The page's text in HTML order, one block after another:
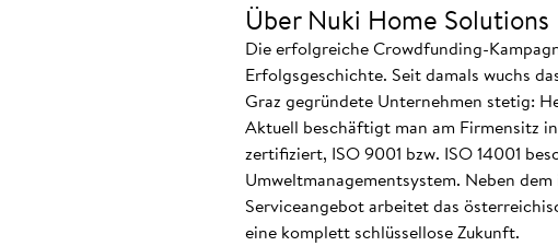
Über Nuki Home Solutions
Die erfolgreiche Crowdfunding-
Erfolgsgeschichte. Seit damals wuchs
Graz gegründete Unternehmen stetig:
Aktuell beschäftigt man am Firmensitz
zertifiziert, ISO 9001 bzw. ISO 14001
Umweltmanagementsystem. Neben
Serviceangebot arbeitet das
eine komplett schlüssellose Zukunft.